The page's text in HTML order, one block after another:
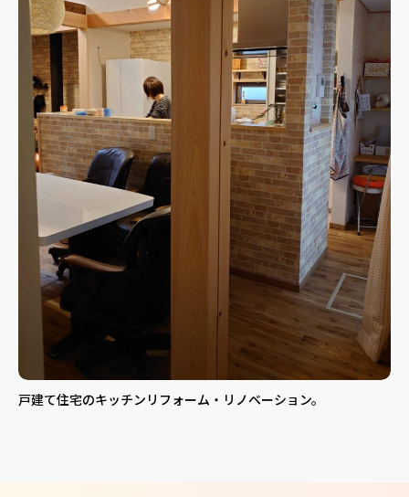
戸建て住宅のキッチンリフォーム・リノベーション。